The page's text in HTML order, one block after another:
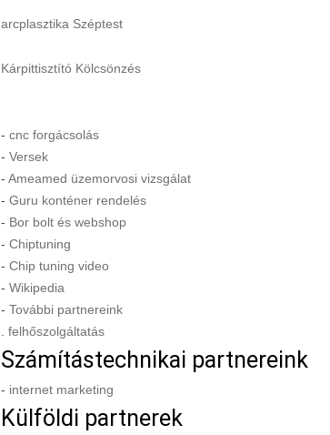
arcplasztika Széptest
Kárpittisztító Kölcsönzés
- cnc forgácsolás
- Versek
- Ameamed üzemorvosi vizsgálat
- Guru konténer rendelés
- Bor bolt és webshop
- Chiptuning
- Chip tuning video
- Wikipedia
- További partnereink
felhőszolgáltatás
Számítástechnikai partnereink
- internet marketing
Külföldi partnerek